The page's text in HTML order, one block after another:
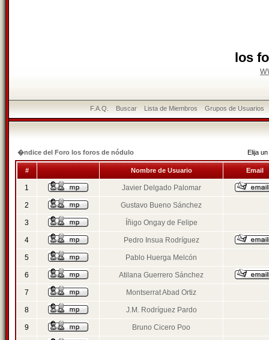
los
F.A.Q. Buscar Lista de Miembros Grupos de Usuarios
�ndice del Foro los foros de nódulo Elija
# Nombre de Usuario Email
1 Javier Delgado Palomar
2 Gustavo Bueno Sánchez
3 Íñigo Ongay de Felipe
4 Pedro Insua Rodríguez
5 Pablo Huerga Melcón
6 Atilana Guerrero Sánchez
7 Montserrat Abad Ortiz
8 J.M. Rodríguez Pardo
9 Bruno Cicero Poo